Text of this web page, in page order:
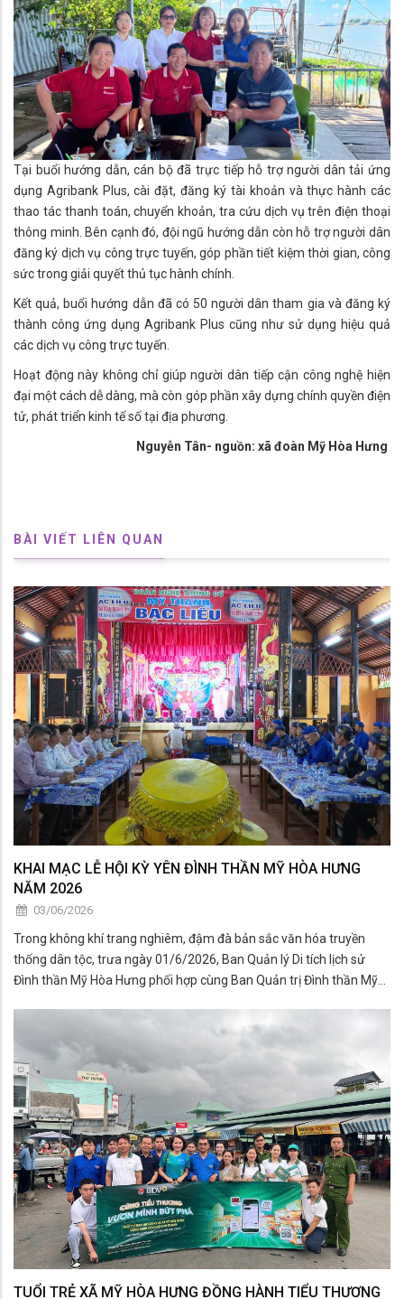
Tại buổi hướng dẫn, cán bộ đã trực tiếp hỗ trợ người dân tải ứng
dụng Agribank Plus, cài đặt, đăng ký tài khoản và thực hành các
thao tác thanh toán, chuyển khoản, tra cứu dịch vụ trên điện thoại
thông minh. Bên cạnh đó, đội ngũ hướng dẫn còn hỗ trợ người dân
đăng ký dịch vụ công trực tuyến, góp phần tiết kiệm thời gian, công
sức trong giải quyết thủ tục hành chính.
Kết quả, buổi hướng dẫn đã có 50 người dân tham gia và đăng ký
thành công ứng dụng Agribank Plus cũng như sử dụng hiệu quả
các dịch vụ công trực tuyến.
Hoạt động này không chỉ giúp người dân tiếp cận công nghệ hiện
đại một cách dễ dàng, mà còn góp phần xây dựng chính quyền điện
tử, phát triển kinh tế số tại địa phương.
Nguyễn Tân- nguồn: xã đoàn Mỹ Hòa Hưng
BÀI VIẾT LIÊN QUAN
KHAI MẠC LỄ HỘI KỲ YÊN ĐÌNH THẦN MỸ HÒA HƯNG
NĂM 2026
03/06/2026
Trong không khí trang nghiêm, đậm đà bản sắc văn hóa truyền
thống dân tộc, trưa ngày 01/6/2026, Ban Quản lý Di tích lịch sử
Đình thần Mỹ Hòa Hưng phối hợp cùng Ban Quản trị Đình thần Mỹ
TUỔI TRẺ XÃ MỸ HÒA HƯNG ĐỒNG HÀNH TIỂU THƯƠNG